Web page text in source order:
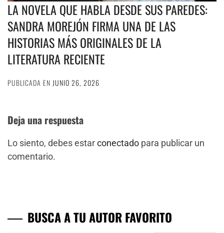
LA NOVELA QUE HABLA DESDE SUS PAREDES:
SANDRA MOREJÓN FIRMA UNA DE LAS
HISTORIAS MÁS ORIGINALES DE LA
LITERATURA RECIENTE
PUBLICADA EN JUNIO 26, 2026
Deja una respuesta
Lo siento, debes estarconectado para publicar un
comentario.
BUSCA A TU AUTOR FAVORITO